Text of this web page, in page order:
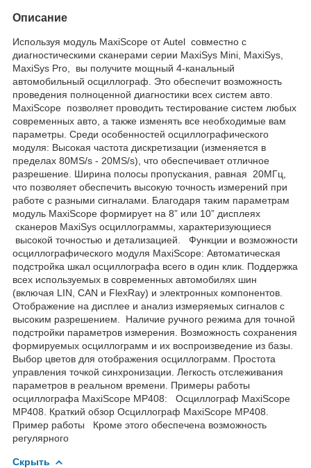
Описание
Используя модуль MaxiScope от Autel совместно с
диагностическими сканерами серии MaxiSys Mini, MaxiSys,
MaxiSys Pro, вы получите мощный 4-канальный
автомобильный осциллограф. Это обеспечит возможность
проведения полноценной диагностики всех систем авто.
MaxiScope позволяет проводить тестирование систем любых
современных авто, а также изменять все необходимые вам
параметры. Среди особенностей осциллографического
модуля: Высокая частота дискретизации (изменяется в
пределах 80MS/s - 20MS/s), что обеспечивает отличное
разрешение. Ширина полосы пропускания, равная 20MГц,
что позволяет обеспечить высокую точность измерений при
работе с разными сигналами. Благодаря таким параметрам
модуль MaxiScope формирует на 8” или 10” дисплеях
сканеров MaxiSys осциллограммы, характеризующиеся
высокой точностью и детализацией. Функции и возможности
осциллографического модуля MaxiScope: Автоматическая
подстройка шкал осциллографа всего в один клик. Поддержка
всех используемых в современных автомобилях шин
(включая LIN, CAN и FlexRay) и электронных компонентов.
Отображение на дисплее и анализ измеряемых сигналов с
высоким разрешением. Наличие ручного режима для точной
подстройки параметров измерения. Возможность сохранения
формируемых осциллограмм и их воспроизведение из базы.
Выбор цветов для отображения осциллограмм. Простота
управления точкой синхронизации. Легкость отслеживания
параметров в реальном времени. Примеры работы
осциллографа MaxiScope MP408: Осциллограф MaxiScope
MP408. Краткий обзор Осциллограф MaxiScope MP408.
Пример работы Кроме этого обеспечена возможность
регулярного
Скрыть